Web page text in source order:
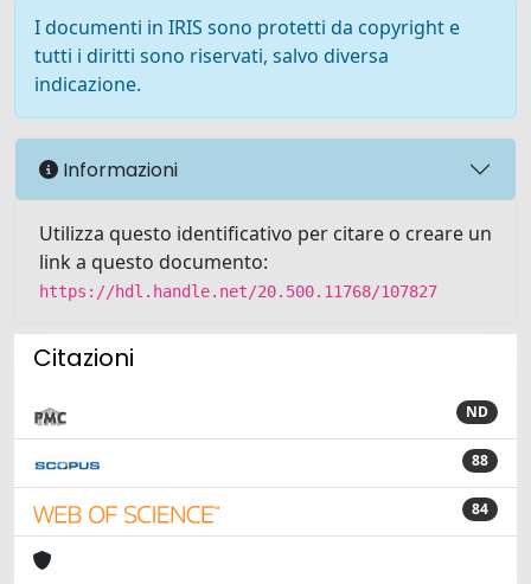
I documenti in IRIS sono protetti da copyright e
tutti i diritti sono riservati, salvo diversa
indicazione.
Informazioni
Utilizza questo identificativo per citare o creare un
link a questo documento:
https://hdl.handle.net/20.500.11768/107827
Citazioni
ND
88
84